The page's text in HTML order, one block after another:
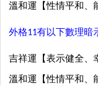
溫和運【性情平和、
外格11有以下數理暗
吉祥運【表示健全、
溫和運【性情平和、